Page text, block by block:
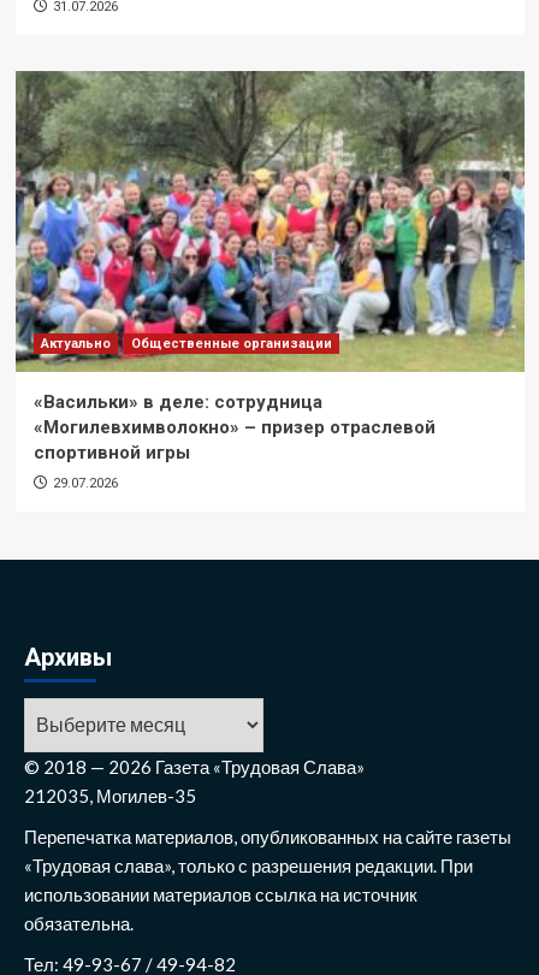
31.07.2026
Актуально Общественные организации
«Васильки» в деле: сотрудница
«Могилевхимволокно» – призер отраслевой
спортивной игры
29.07.2026
Архивы
© 2018 — 2026 Газета «Трудовая Слава»
212035, Могилев-35
Перепечатка материалов, опубликованных на сайте газеты
«Трудовая слава», только с разрешения редакции. При
использовании материалов ссылка на источник
обязательна.
Тел: 49-93-67 / 49-94-82